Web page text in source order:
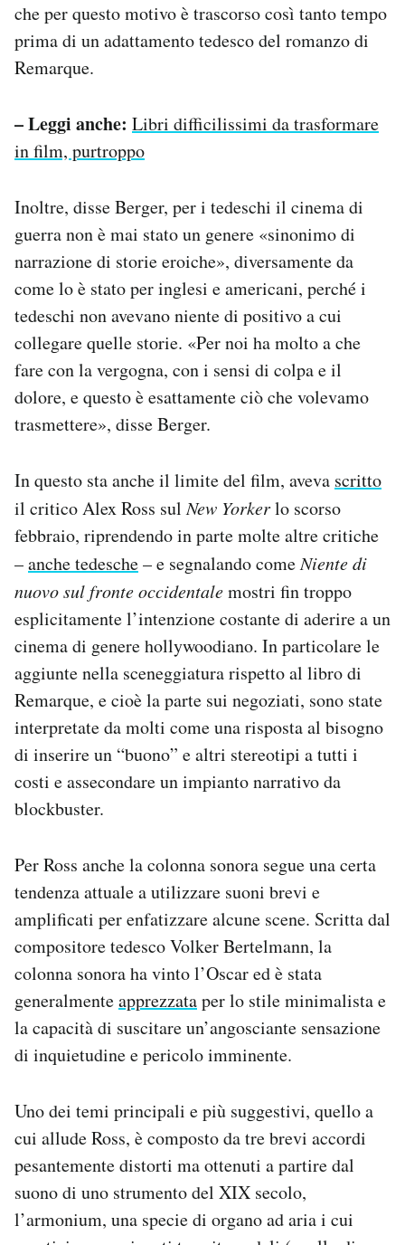
che per questo motivo è trascorso così tanto tempo
prima di un adattamento tedesco del romanzo di
Remarque.
– Leggi anche: Libri difficilissimi da trasformare
in film, purtroppo
Inoltre, disse Berger, per i tedeschi il cinema di
guerra non è mai stato un genere «sinonimo di
narrazione di storie eroiche», diversamente da
come lo è stato per inglesi e americani, perché i
tedeschi non avevano niente di positivo a cui
collegare quelle storie. «Per noi ha molto a che
fare con la vergogna, con i sensi di colpa e il
dolore, e questo è esattamente ciò che volevamo
trasmettere», disse Berger.
In questo sta anche il limite del film, aveva scritto
il critico Alex Ross sulNew Yorkerlo scorso
febbraio, riprendendo in parte molte altre critiche
–anche tedesche– e segnalando comeNiente di
nuovo sul fronte occidentalemostri fin troppo
esplicitamente l’intenzione costante di aderire a un
cinema di genere hollywoodiano. In particolare le
aggiunte nella sceneggiatura rispetto al libro di
Remarque, e cioè la parte sui negoziati, sono state
interpretate da molti come una risposta al bisogno
di inserire un “buono” e altri stereotipi a tutti i
costi e assecondare un impianto narrativo da
blockbuster.
Per Ross anche la colonna sonora segue una certa
tendenza attuale a utilizzare suoni brevi e
amplificati per enfatizzare alcune scene. Scritta dal
compositore tedesco Volker Bertelmann, la
colonna sonora ha vinto l’Oscar ed è stata
generalmenteapprezzataper lo stile minimalista e
la capacità di suscitare un’angosciante sensazione
di inquietudine e pericolo imminente.
Uno dei temi principali e più suggestivi, quello a
cui allude Ross, è composto da tre brevi accordi
pesantemente distorti ma ottenuti a partire dal
suono di uno strumento del XIX secolo,
l’armonium, una specie di organo ad aria i cui